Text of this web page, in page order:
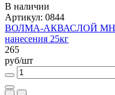
В наличии
Артикул: 0844
ВОЛМА-АКВАСЛОЙ МН
нанесения 25кг
265
руб/шт